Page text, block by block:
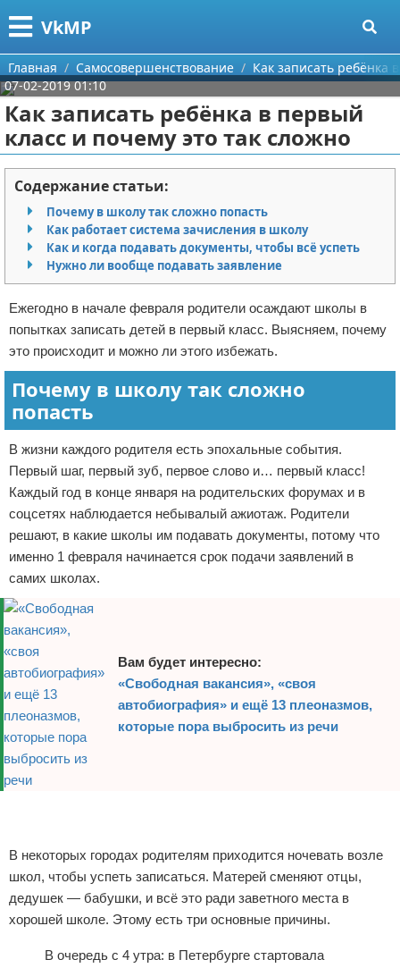
VkMP
Меню
Главная
Категории
Сельское хозяйство
Разное
Идеи бизнеса
Для руководителя
Промышленность
Международный бизнес
Продажи
Начало бизнеса
Обзоры услуг
Самосовершенствование
Деловое общение
Менеджмент
Поиск
О проекте
Контакты
Сотрудничество
Размещение рекламы
Для правообладателей
Условия предоставления информации
Отказ от ответственности
Главная Самосовершенствование
Как записать ребёнка
07-02-2019 01:10
Как записать ребёнка в первый
класс и почему это так сложно
Содержание статьи:
Почему в школу так сложно попасть
Как работает система зачисления в школу
Как и когда подавать документы, чтобы всё успеть
Нужно ли вообще подавать заявление
Ежегодно в начале февраля родители осаждают школы в
попытках записать детей в первый класс. Выясняем, почему
это происходит и можно ли этого избежать.
Почему в школу так сложно
попасть
В жизни каждого родителя есть эпохальные события.
Первый шаг, первый зуб, первое слово и… первый класс!
Каждый год в конце января на родительских форумах и в
соцсетях наблюдается небывалый ажиотаж. Родители
решают, в какие школы им подавать документы, потому что
именно 1 февраля начинается срок подачи заявлений в
самих школах.
Вам будет интересно:
«Свободная вакансия», «своя
автобиография» и ещё 13 плеоназмов,
которые пора выбросить из речи
В некоторых городах родителям приходится ночевать возле
школ, чтобы успеть записаться. Матерей сменяют отцы,
дедушек — бабушки, и всё это ради заветного места в
хорошей школе. Этому есть три основные причины.
В очередь с 4 утра: в Петербурге стартовала